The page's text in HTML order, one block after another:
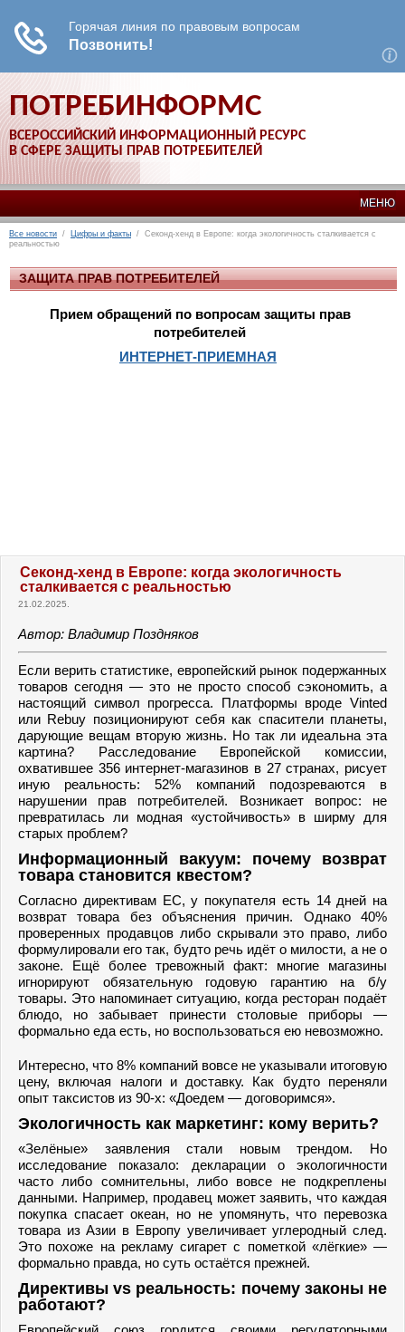
ПОТРЕБИНФОРМС
ВСЕРОССИЙСКИЙ ИНФОРМАЦИОННЫЙ РЕСУРС
В СФЕРЕ ЗАЩИТЫ ПРАВ ПОТРЕБИТЕЛЕЙ
МЕНЮ
Все новости / Цифры и факты / Секонд-хенд в Европе: когда экологичность сталкивается с
реальностью
ЗАЩИТА ПРАВ ПОТРЕБИТЕЛЕЙ
Прием обращений по вопросам защиты прав
потребителей
ИНТЕРНЕТ-ПРИЕМНАЯ
Секонд-хенд в Европе: когда экологичность
сталкивается с реальностью
21.02.2025.
Автор: Владимир Поздняков
Если верить статистике, европейский рынок подержанных
товаров сегодня — это не просто способ сэкономить, а
настоящий символ прогресса. Платформы вроде Vinted
или Rebuy позиционируют себя как спасители планеты,
дарующие вещам вторую жизнь. Но так ли идеальна эта
картина? Расследование Европейской комиссии,
охватившее 356 интернет-магазинов в 27 странах, рисует
иную реальность: 52% компаний подозреваются в
нарушении прав потребителей. Возникает вопрос: не
превратилась ли модная «устойчивость» в ширму для
старых проблем?
Информационный вакуум: почему возврат
товара становится квестом?
Согласно директивам ЕС, у покупателя есть 14 дней на
возврат товара без объяснения причин. Однако 40%
проверенных продавцов либо скрывали это право, либо
формулировали его так, будто речь идёт о милости, а не о
законе. Ещё более тревожный факт: многие магазины
игнорируют обязательную годовую гарантию на б/у
товары. Это напоминает ситуацию, когда ресторан подаёт
блюдо, но забывает принести столовые приборы —
формально еда есть, но воспользоваться ею невозможно.
Интересно, что 8% компаний вовсе не указывали итоговую
цену, включая налоги и доставку. Как будто переняли
опыт таксистов из 90-х: «Доедем — договоримся».
Экологичность как маркетинг: кому верить?
«Зелёные» заявления стали новым трендом. Но
исследование показало: декларации о экологичности
часто либо сомнительны, либо вовсе не подкреплены
данными. Например, продавец может заявить, что каждая
покупка спасает океан, но не упомянуть, что перевозка
товара из Азии в Европу увеличивает углеродный след.
Это похоже на рекламу сигарет с пометкой «лёгкие» —
формально правда, но суть остаётся прежней.
Директивы vs реальность: почему законы не
работают?